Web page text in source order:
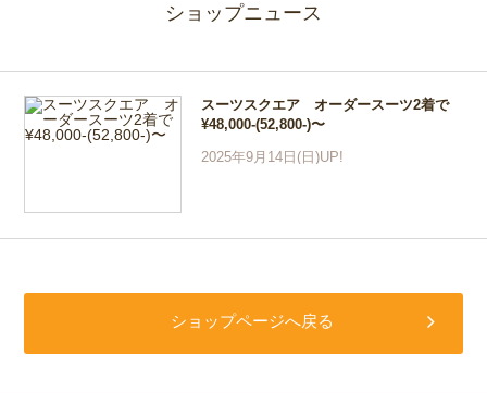
ショップニュース
スーツスクエア オーダースーツ2着で
¥48,000-(52,800-)〜
2025年9月14日(日)UP!
ショップページへ戻る